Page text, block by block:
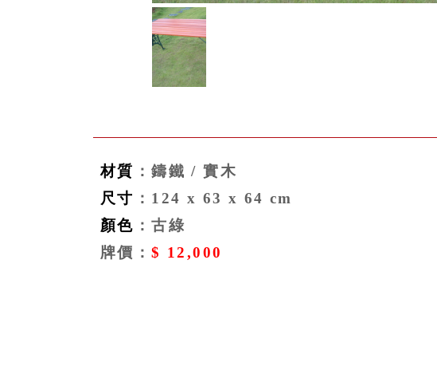
材質 ：鑄鐵 / 實木
尺寸 ：124 x 63 x 64 cm
顏色 ：古綠
牌價：$ 12,000